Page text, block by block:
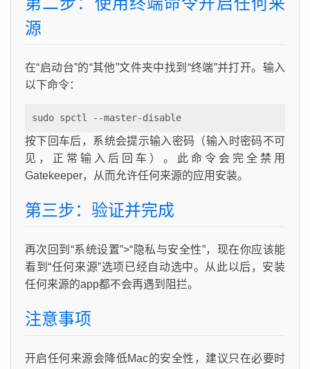
源
在“启动台”的“其他”文件夹中找到“终端”并打开。输入
以下命令：
sudo spctl --master-disable
按下回车后，系统会提示输入密码（输入时密码不可
见，正常输入后回车）。此命令会完全禁用
Gatekeeper，从而允许任何来源的应用安装。
第三步：验证并完成
再次回到“系统设置”>“隐私与安全性”，现在你应该能
看到“任何来源”选项已经自动选中。从此以后，安装
任何来源的app都不会再遇到阻拦。
注意事项
开启任何来源会降低Mac的安全性，建议只在必要时